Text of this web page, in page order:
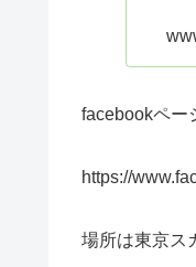
facebookペー
https://
場所は東京ス